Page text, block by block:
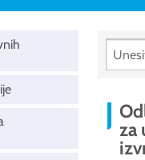
za